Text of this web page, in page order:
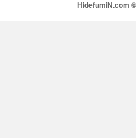
HidefumiN.com